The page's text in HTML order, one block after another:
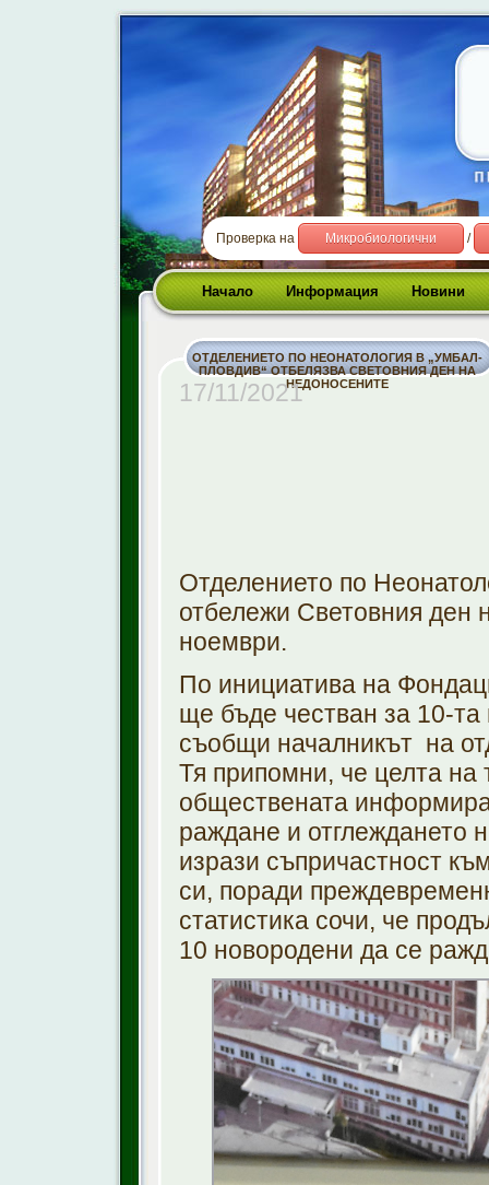
Проверка на Микробиологични /
Начало Информация Новини
ОТДЕЛЕНИЕТО ПО НЕОНАТОЛОГИЯ В „УМБАЛ-
ПЛОВДИВ“ ОТБЕЛЯЗВА СВЕТОВНИЯ ДЕН НА
НЕДОНОСЕНИТЕ
17/11/2021
Отделението по
отбележи Световния ден
ноември.
По инициатива на
ще бъде честван за 10-та
съобщи началникът на
Тя припомни, че целта
обществената
раждане и отглеждането
изрази съпричастност
си, поради
статистика сочи, че
10 новородени да се